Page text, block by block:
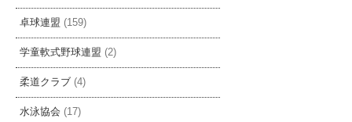
卓球連盟 (159)
学童軟式野球連盟 (2)
柔道クラブ (4)
水泳協会 (17)